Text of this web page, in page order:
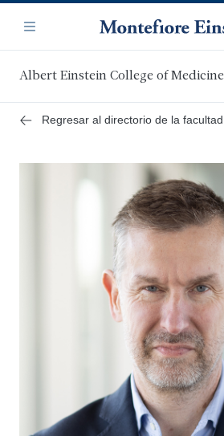
contenido
principal
Navegación
Menú
Albert Einstein College of Medicine
Regresar al directorio de la facultad